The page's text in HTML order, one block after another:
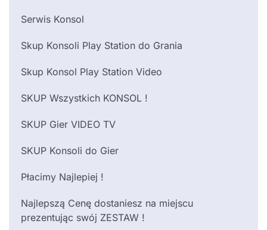
Serwis Konsol
Skup Konsoli Play Station do Grania
Skup Konsol Play Station Video
SKUP Wszystkich KONSOL !
SKUP Gier VIDEO TV
SKUP Konsoli do Gier
Płacimy Najlepiej !
Najlepszą Cenę dostaniesz na miejscu
prezentując swój ZESTAW !